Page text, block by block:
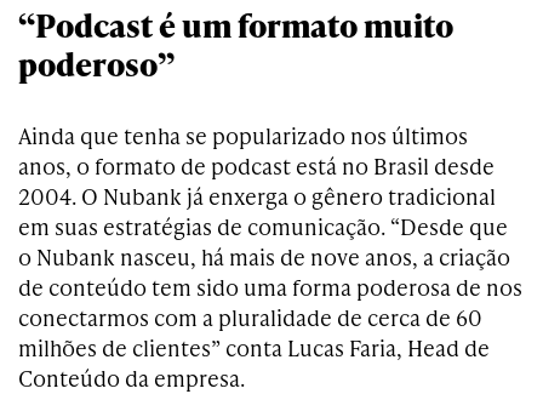
“Podcast é um formato muito
poderoso”
Ainda que tenha se popularizado nos últimos
anos, o formato de podcast está no Brasil desde
2004. O Nubank já enxerga o gênero tradicional
em suas estratégias de comunicação. “Desde que
o Nubank nasceu, há mais de nove anos, a criação
de conteúdo tem sido uma forma poderosa de nos
conectarmos com a pluralidade de cerca de 60
milhões de clientes” conta Lucas Faria, Head de
Conteúdo da empresa.